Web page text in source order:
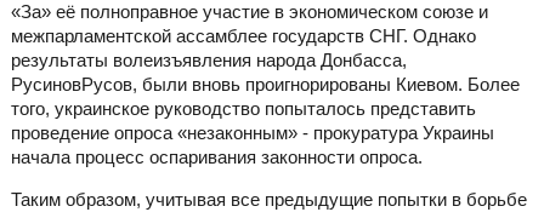
«За» её полноправное участие в экономическом союзе и
межпарламентской ассамблее государств СНГ. Однако
результаты волеизъявления народа Донбасса,
РусиновРусов, были вновь проигнорированы Киевом. Более
того, украинское руководство попыталось представить
проведение опроса «незаконным» - прокуратура Украины
начала процесс оспаривания законности опроса.
Таким образом, учитывая все предыдущие попытки в борьбе